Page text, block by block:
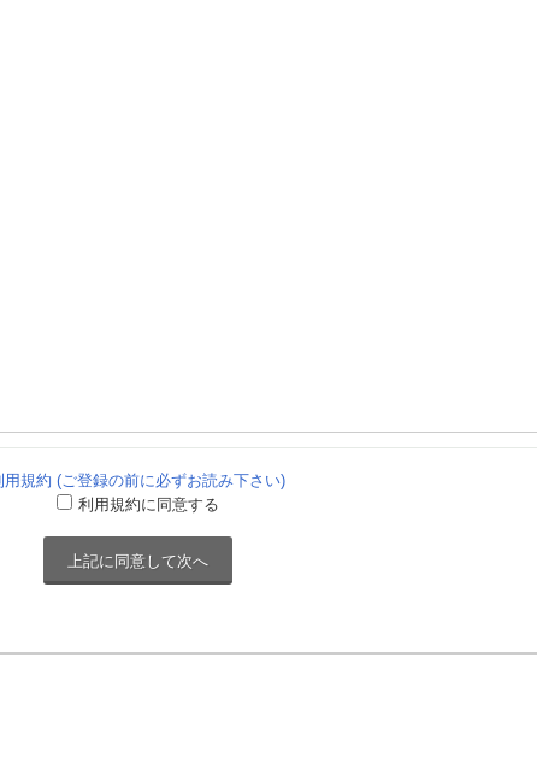
用規約 (ご登録の前に必ずお読み下さい)
利用規約に同意する